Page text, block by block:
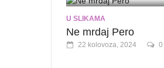
U SLIKAMA
Ne mrdaj Pero
22 kolovoza, 2024 0